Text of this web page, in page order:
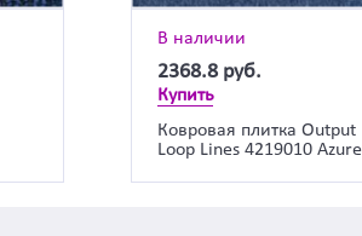
В наличии
2368.8 руб.
Купить
Ковровая плитка Output
Loop Lines 4219010 Azure